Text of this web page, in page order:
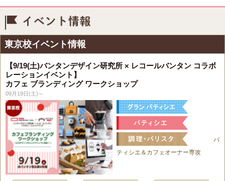
東京校イベント情報
【9/19(土)バンタンデザイン研究所 × レコールバンタン コラボ
レーションイベント】
カフェ ブランディング ワークショップ
09月19日(土)～
パ
ティシエ＆カフェオーナー専攻